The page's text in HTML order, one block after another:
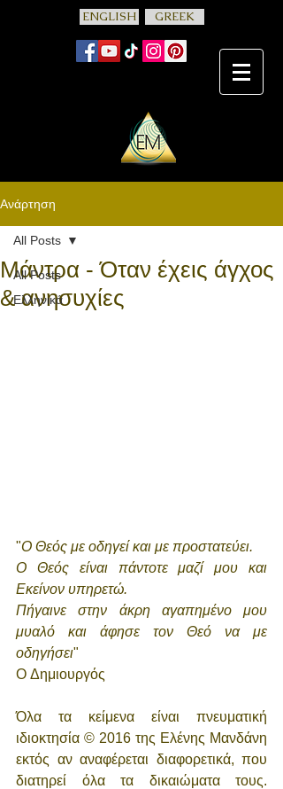
ENGLISH GREEK
Ανάρτηση
All Posts
Ελληνικά
All Posts
Μάντρα - Όταν έχεις άγχος
& ανησυχίες
"Ο Θεός με οδηγεί και με προστατεύει.
Ο Θεός είναι πάντοτε μαζί μου και
Εκείνον υπηρετώ.
Πήγαινε στην άκρη αγαπημένο μου
μυαλό και άφησε τον Θεό να με
οδηγήσει"
O Δημιουργός
Όλα τα κείμενα είναι πνευματική
ιδιοκτησία © 2016 της Ελένης Μανδάνη
εκτός αν αναφέρεται διαφορετικά, που
διατηρεί όλα τα δικαιώματα τους.